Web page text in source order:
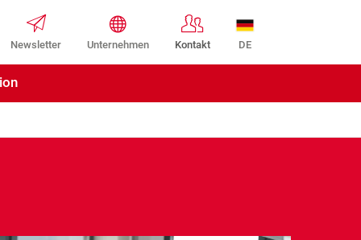
DE
Newsletter Unternehmen Kontakt